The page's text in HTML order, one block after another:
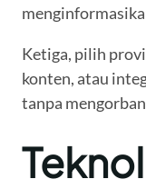
Ketiga, pilih
konten, atau
tanpa